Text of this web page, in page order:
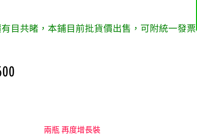
目共睹，本鋪目前批貨價出售，可附統一發票